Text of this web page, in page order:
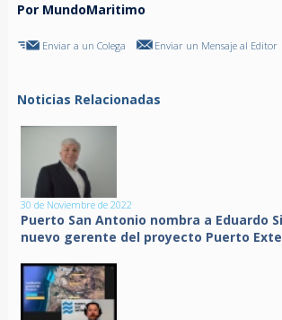
Por MundoMaritimo
Enviar a un Colega Enviar un Mensaje al Editor
Noticias Relacionadas
30 de Noviembre de 2022
Puerto San Antonio nombra a Eduardo
nuevo gerente del proyecto Puerto